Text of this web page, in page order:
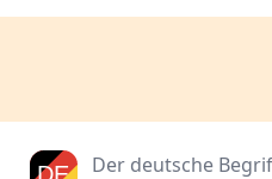
Der deutsche